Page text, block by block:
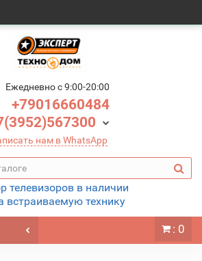
Ежедневно c 9:00-20:00
+79016660484
нам в WhatsApp
телевизоров в наличии
встраиваемую технику
: 0